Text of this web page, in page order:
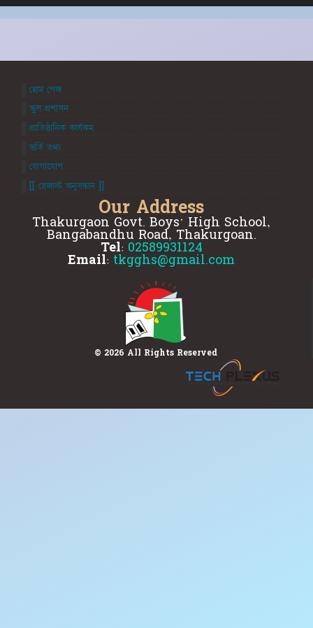
© 2026 All Rights Reserved
Our Address
Thakurgaon Govt. Boys' High School,
Bangabandhu Road, Thakurgoan.
Tel: 02589931124
Email: tkgghs@gmail.com
হোম পেজ
স্কুল প্রশাসন
প্রাতিষ্ঠানিক কার্যকম
ভর্তি তথ্য
যোগাযোগ
[[ রেজাল্ট অনুসন্ধান ]]